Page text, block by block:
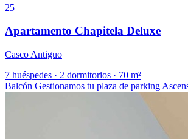
25
Apartamento Chapitela Deluxe
Casco Antiguo
7 huéspedes · 2 dormitorios · 70 m²
Balcón Gestionamos tu plaza de parking